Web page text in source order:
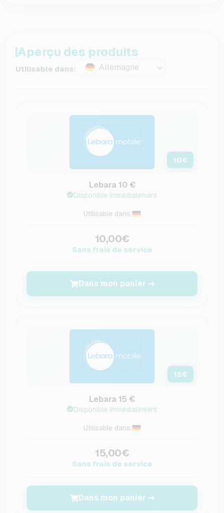
Aperçu des produits
Utilisable dans: Allemagne
10€
Lebara 10 €
Disponible immédiatement
Utilisable dans:
10,00€
Sans frais de service
Dans mon panier
15€
Lebara 15 €
Disponible immédiatement
Utilisable dans:
15,00€
Sans frais de service
Dans mon panier